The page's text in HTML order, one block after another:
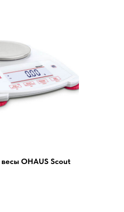
OHAUS Scout